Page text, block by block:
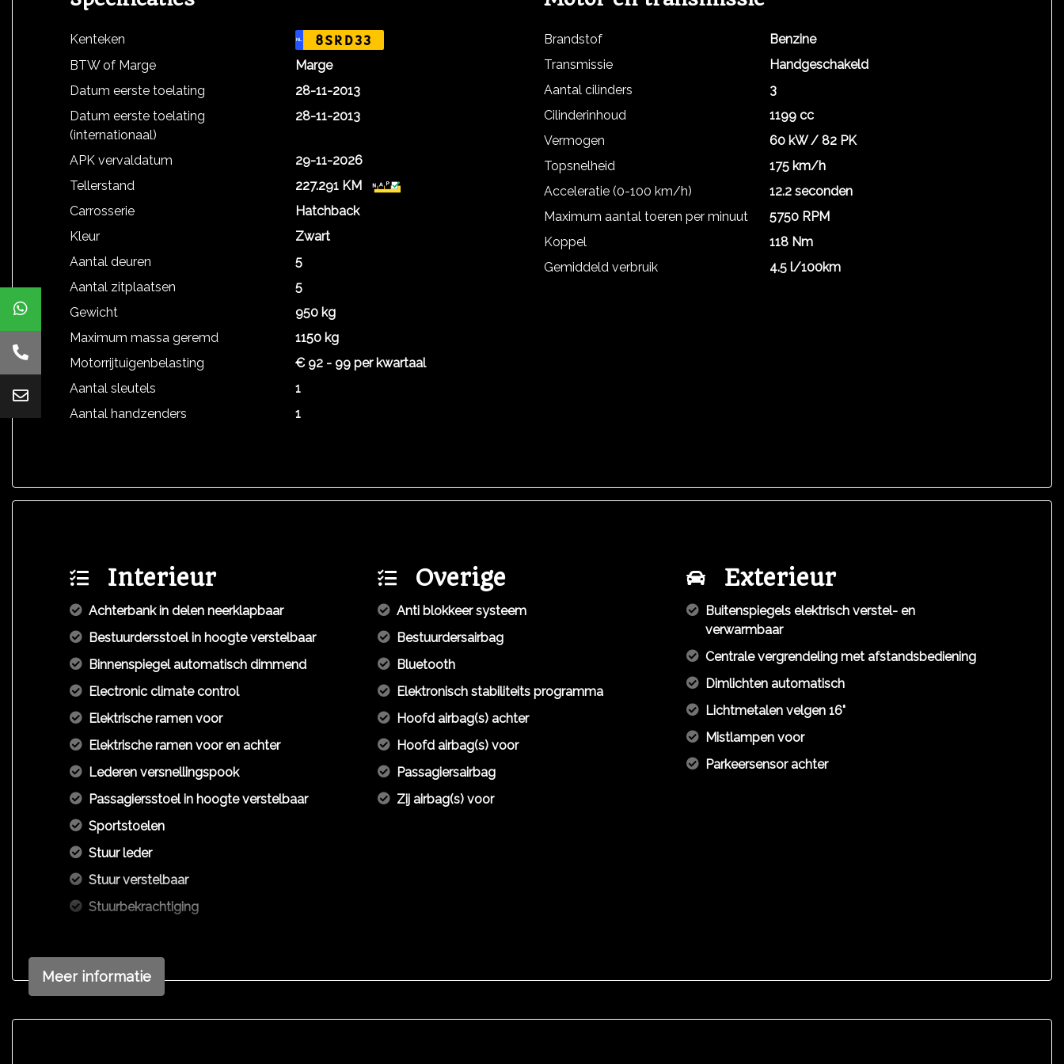
Kenteken NL 8SRD33
BTW of Marge
Marge
Datum eerste toelating
28-11-2013
Datum eerste toelating
(internationaal)
28-11-2013
APK vervaldatum
29-11-2026
Tellerstand
227.291 KM
Carrosserie
Hatchback
Kleur
Zwart
Aantal deuren
5
Aantal zitplaatsen
5
Gewicht
950 kg
Maximum massa geremd
1150 kg
Motorrijtuigenbelasting
€ 92 - 99 per kwartaal
Aantal sleutels
1
Aantal handzenders
1
Brandstof
Benzine
Transmissie
Handgeschakeld
Aantal cilinders
3
Cilinderinhoud
1199 cc
Vermogen
60 kW / 82 PK
Topsnelheid
175 km/h
Acceleratie (0-100 km/h)
12.2 seconden
Maximum aantal toeren per minuut
5750 RPM
Koppel
118 Nm
Gemiddeld verbruik
4.5 l/100km
Interieur
Achterbank in delen neerklapbaar
Bestuurdersstoel in hoogte verstelbaar
Binnenspiegel automatisch dimmend
Electronic climate control
Elektrische ramen voor
Elektrische ramen voor en achter
Lederen versnellingspook
Passagiersstoel in hoogte verstelbaar
Sportstoelen
Stuur leder
Stuur verstelbaar
Stuurbekrachtiging
Overige
Anti blokkeer systeem
Bestuurdersairbag
Bluetooth
Elektronisch stabiliteits programma
Hoofd airbag(s) achter
Hoofd airbag(s) voor
Passagiersairbag
Zij airbag(s) voor
Exterieur
Buitenspiegels elektrisch verstel- en
verwarmbaar
Centrale vergrendeling met afstandsbediening
Dimlichten automatisch
Lichtmetalen velgen 16"
Mistlampen voor
Parkeersensor achter
Meer informatie